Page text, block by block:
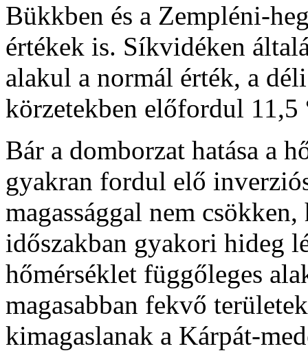
Bükkben és a Zempléni-
értékek is. Síkvidéken
alakul a normál érték, a
körzetekben előfordul 11,5
Bár a domborzat hatása a
gyakran fordul elő
magassággal nem
időszakban gyakori hideg
hőmérséklet függőleges
magasabban fekvő
kimagaslanak a Kárpát-